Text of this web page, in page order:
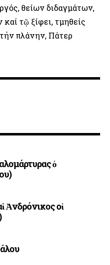
θείων διδαγμάτων,
καί τῷ ξίφει, τμηθείς
πλάνην, Πάτερ
ὁ
Ἀνδρόνικος οἱ